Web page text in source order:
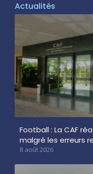
Actualités
Football : La CAF
malgré les erreurs
8 août 2026